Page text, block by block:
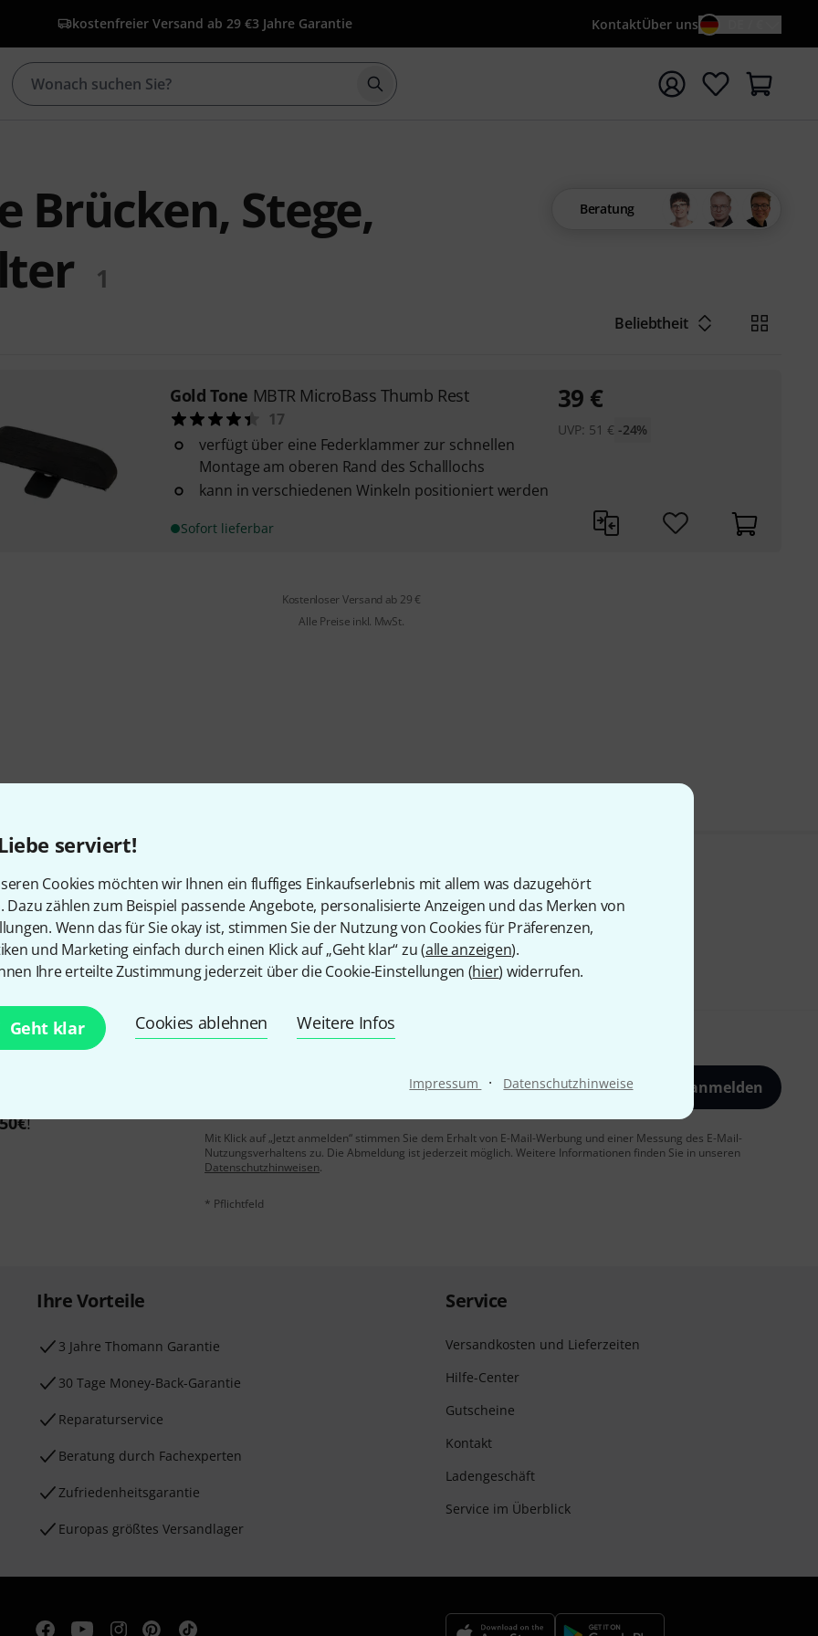
serviert!
Cookies möchten wir Ihnen ein fluffiges Einkaufserlebnis mit allem was dazugehört
Dazu zählen zum Beispiel passende Angebote, personalisierte Anzeigen und das Merken von
Wenn das für Sie okay ist, stimmen Sie der Nutzung von Cookies für Präferenzen,
und Marketing einfach durch einen Klick auf „Geht klar“ zu (alle anzeigen).
Ihre erteilte Zustimmung jederzeit über die Cookie-Einstellungen (hier) widerrufen.
Geht klar Cookies ablehnen Weitere Infos
Impressum · Datenschutzhinweise
kostenfreier Versand ab 29 €3 Jahre Garantie KontaktÜber uns
Suche mit Suchwort {searchTerm} starten
Brücken, Stege,
1
Beratung
Beliebtheit
Gold Tone MBTR MicroBass Thumb Rest
17
verfügt über eine Federklammer zur schnellen
Montage am oberen Rand des Schalllochs
kann in verschiedenen Winkeln positioniert werden
Sofort lieferbar
39 €
UVP: 51 € -24%
Kostenloser Versand ab 29 €
Alle Preise inkl. MwSt.
Gefällt Ihnen, was Sie sehen?
Teilen Hilfe & Feedback
mit etwas Glück
50€!
Jetzt anmelden
Mit Klick auf „Jetzt anmelden“ stimmen Sie dem Erhalt von E-Mail-Werbung und einer Messung des E-Mail-
Nutzungsverhaltens zu. Die Abmeldung ist jederzeit möglich. Weitere Informationen finden Sie in unseren
Datenschutzhinweisen.
* Pflichtfeld
Ihre Vorteile
3 Jahre Thomann Garantie
30 Tage Money-Back-Garantie
Reparaturservice
Beratung durch Fachexperten
Zufriedenheitsgarantie
Europas größtes Versandlager
Service
Versandkosten und Lieferzeiten
Hilfe-Center
Gutscheine
Kontakt
Ladengeschäft
Service im Überblick